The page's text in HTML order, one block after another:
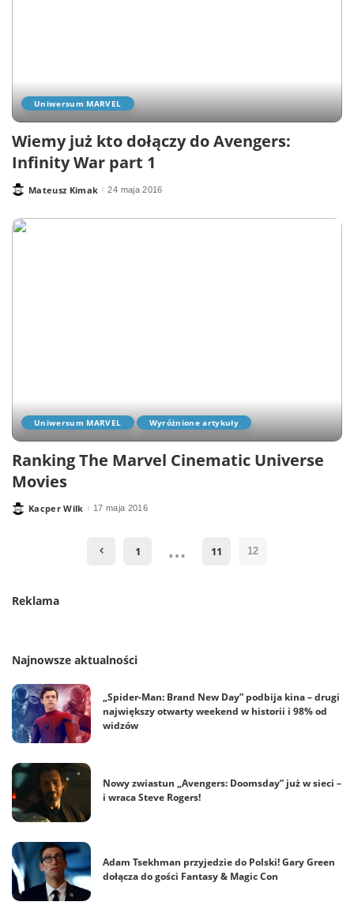
Uniwersum MARVEL
Wiemy już kto dołączy do Avengers:
Infinity War part 1
PostedMateusz Kimak 24 maja 2016
Uniwersum MARVEL Wyróżnione artykuły
Ranking The Marvel Cinematic Universe
Movies
PostedKacper Wilk 17 maja 2016
1 … 11 12
Reklama
Najnowsze aktualności
„Spider-Man: Brand New Day” podbija kina – drugi
największy otwarty weekend w historii i 98% od
widzów
Nowy zwiastun „Avengers: Doomsday” już w sieci –
i wraca Steve Rogers!
Adam Tsekhman przyjedzie do Polski! Gary Green
dołącza do gości Fantasy & Magic Con